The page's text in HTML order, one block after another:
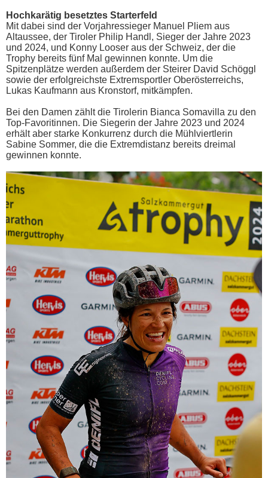
Hochkarätig besetztes Starterfeld
Mit dabei sind der Vorjahressieger Manuel Pliem aus
Altaussee, der Tiroler Philip Handl, Sieger der Jahre 2023
und 2024, und Konny Looser aus der Schweiz, der die
Trophy bereits fünf Mal gewinnen konnte. Um die
Spitzenplätze werden außerdem der Steirer David Schöggl
sowie der erfolgreichste Extremsportler Oberösterreichs,
Lukas Kaufmann aus Kronstorf, mitkämpfen.
Bei den Damen zählt die Tirolerin Bianca Somavilla zu den
Top-Favoritinnen. Die Siegerin der Jahre 2023 und 2024
erhält aber starke Konkurrenz durch die Mühlviertlerin
Sabine Sommer, die die Extremdistanz bereits dreimal
gewinnen konnte.